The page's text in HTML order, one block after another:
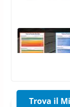
Trova il